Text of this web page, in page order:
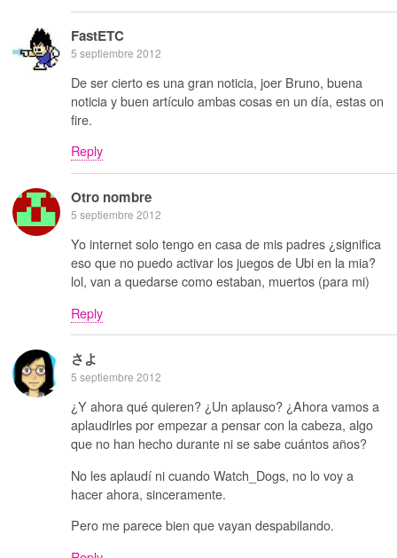
FastETC
5 septiembre 2012
De ser cierto es una gran noticia, joer Bruno, buena
noticia y buen artículo ambas cosas en un día, estas on
fire.
Reply
Otro nombre
5 septiembre 2012
Yo internet solo tengo en casa de mis padres ¿significa
eso que no puedo activar los juegos de Ubi en la mia?
lol, van a quedarse como estaban, muertos (para mi)
Reply
さよ
5 septiembre 2012
¿Y ahora qué quieren? ¿Un aplauso? ¿Ahora vamos a
aplaudirles por empezar a pensar con la cabeza, algo
que no han hecho durante ni se sabe cuántos años?
No les aplaudí ni cuando Watch_Dogs, no lo voy a
hacer ahora, sinceramente.
Pero me parece bien que vayan despabilando.